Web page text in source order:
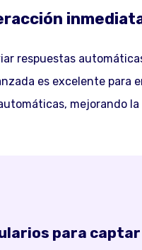
respuestas
es excelente para
mejorando
para